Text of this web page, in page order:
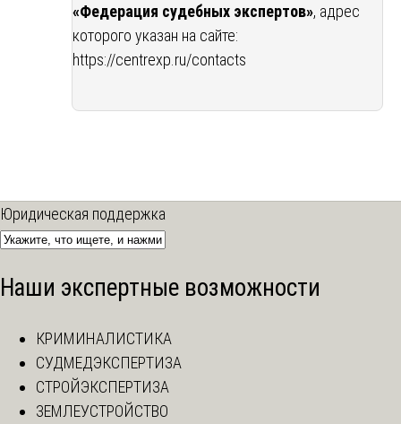
«Федерация судебных экспертов», адрес
которого указан на сайте:
https://centrexp.ru/contacts
Юридическая поддержка
Наши экспертные возможности
КРИМИНАЛИСТИКА
СУДМЕДЭКСПЕРТИЗА
СТРОЙЭКСПЕРТИЗА
ЗЕМЛЕУСТРОЙСТВО